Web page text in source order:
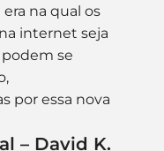
na qual os
internet seja
se
por essa nova
– David K.